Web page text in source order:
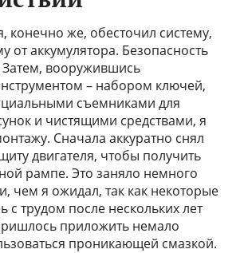
конечно же, обесточил систему,
от аккумулятора. Безопасность
вооружившись
– набором ключей,
съемниками для
и чистящими средствами, я
Сначала аккуратно снял
двигателя, чтобы получить
рампе. Это заняло немного
чем я ожидал, так как некоторые
с трудом после нескольких лет
приложить немало
проникающей смазкой.